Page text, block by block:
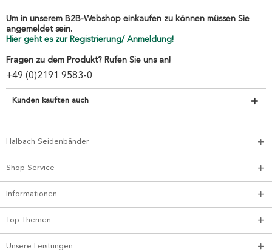
Um in unserem B2B-Webshop einkaufen zu können müssen Sie
angemeldet sein.
Hier geht es zur Registrierung/ Anmeldung!
Fragen zu dem Produkt? Rufen Sie uns an!
+49 (0)2191 9583-0
Kunden kauften auch
Halbach Seidenbänder
Shop-Service
Informationen
Top-Themen
Unsere Leistungen